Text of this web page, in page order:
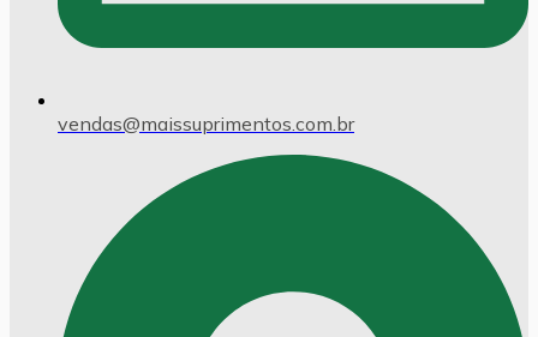
vendas@maissuprimentos.com.br